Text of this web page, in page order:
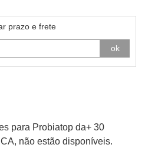
prazo e frete
ok
para Probiatop da+ 30
não estão disponíveis.